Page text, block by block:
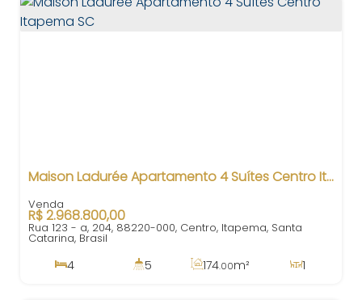
Maison Ladurée Apartamento 4 Suítes Centro Itapema SC
R$2.968.800,00
Rua 123 - a, 204, 88220-000, Centro, Itapema, Santa
Catarina, Brasil
4 5 174.00m²
1